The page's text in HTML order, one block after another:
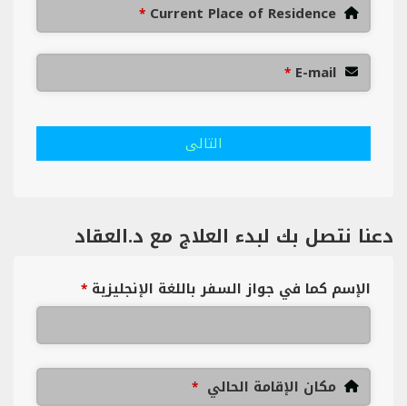
Current Place of Residence
*
E-mail
*
التالى
دعنا نتصل بك لبدء العلاج مع د.العقاد
الإسم كما في جواز السفر باللغة الإنجليزية *
مكان الإقامة الحالي *